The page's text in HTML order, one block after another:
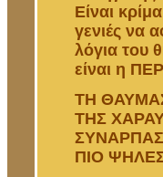
Είναι
γενιές να
λόγια του
είναι η
ΤΗ
ΤΗΣ
ΠΙΟ